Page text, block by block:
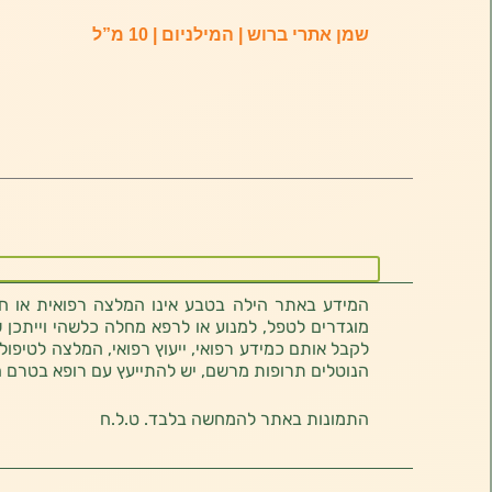
שמן אתרי ברוש | המילניום | 10 מ”ל
המידע באתר הילה בטבע אינו המלצה רפואית או
מוגדרים לטפל, למנוע או לרפא מחלה כלשהי
לקבל אותם כמידע רפואי, ייעוץ רפואי, המלצה
הנוטלים תרופות מרשם, יש להתייעץ עם רופא
התמונות באתר להמחשה בלבד. ט.ל.ח